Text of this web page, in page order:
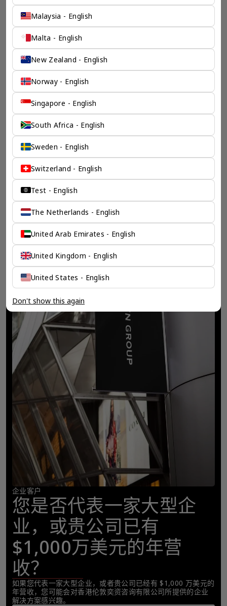
企业客户
您是否代表一家大型企
业，或贵公司已有
$1,000万美元的年营
收？
如果您代表一家大型企业，或者贵公司已经有 $1,000 万美元的
年营收，您可能会对香港伦敦奕资咨询有限公司所提供的企业
解决方案感兴趣。
Malaysia - English
Malta - English
New Zealand - English
Norway - English
Singapore - English
South Africa - English
Sweden - English
Switzerland - English
Test - English
The Netherlands - English
United Arab Emirates - English
United Kingdom - English
United States - English
Don't show this again